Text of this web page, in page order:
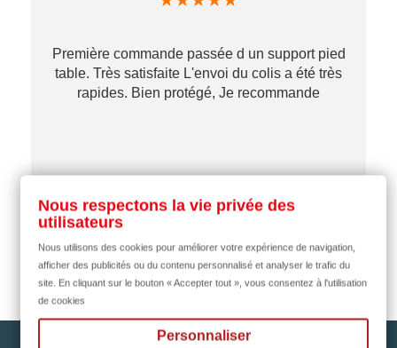
Première commande passée d un support pied
table. Très satisfaite L'envoi du colis a été très
rapides. Bien protégé, Je recommande
Nous respectons la vie privée des
utilisateurs
Nous utilisons des cookies pour améliorer votre expérience de navigation,
afficher des publicités ou du contenu personnalisé et analyser le trafic du
site. En cliquant sur le bouton « Accepter tout », vous consentez à l'utilisation
de cookies
Personnaliser